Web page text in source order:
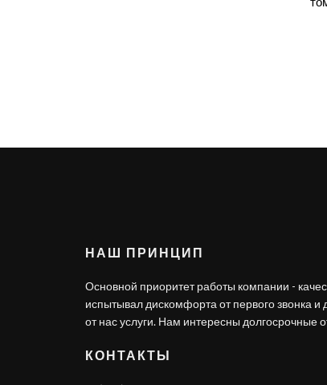
НАШ ПРИНЦИП
Основной приоритет работы компании -
испытывал дискомфорта от первого звонка
от нас услуги. Нам интересны долгосрочные
КОНТАКТЫ